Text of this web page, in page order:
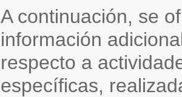
A continuación, se
información
respecto a
específicas,